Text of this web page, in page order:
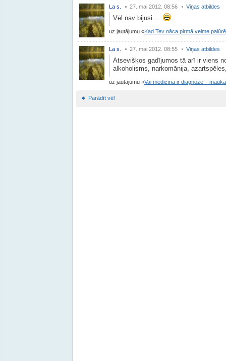
La s. 27. mai 2012. 08:56 Viņas atbildes
Vēl nav bijusi...
uz jautājumu Kad Tev nāca pirmā velme
La s. 27. mai 2012. 08:55 Viņas atbildes
Atsevišķos gadījumos tā arī ir viens
alkoholisms, narkomānija,
uz jautājumu Vai medicīnā ir diagnoze –
Parādīt vēl